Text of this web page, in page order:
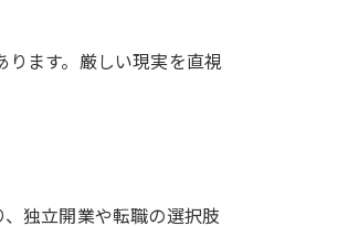
ます。厳しい現実を直視
独立開業や転職の選択肢